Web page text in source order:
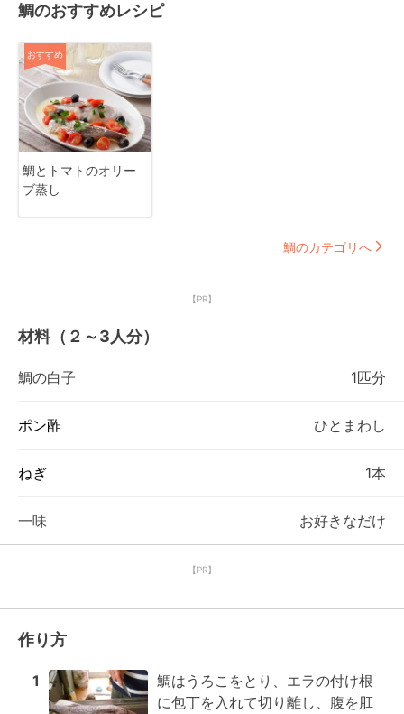
鯛のおすすめレシピ
おすすめ
鯛とトマトのオリー
ブ蒸し
鯛のカテゴリへ
【PR】
材料（２～3人分）
鯛の白子 1匹分
ポン酢 ひとまわし
ねぎ 1本
一味 お好きなだけ
【PR】
作り方
1
鯛はうろこをとり、エラの付け根
に包丁を入れて切り離し、腹を肛